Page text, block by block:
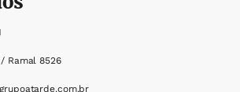
Ramal 8526